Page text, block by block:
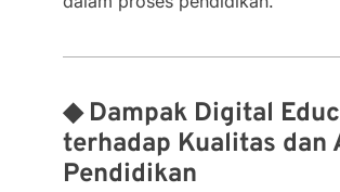
◆ Dampak Digital
terhadap Kualitas dan
Pendidikan